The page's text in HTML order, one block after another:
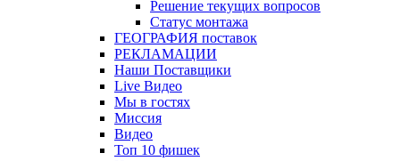
Решение текущих вопросов
Статус монтажа
ГЕОГРАФИЯ поставок
РЕКЛАМАЦИИ
Наши Поставщики
Live Видео
Мы в гостях
Миссия
Видео
Топ 10 фишек